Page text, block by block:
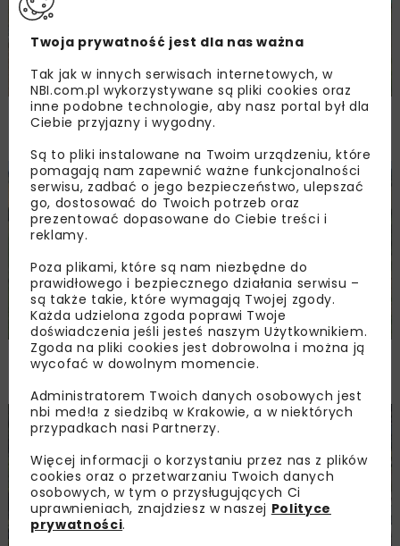
Remont nawierzchni na węzłach A4.
Przetarg obejmuje pięć węzłów
DROGI INWESTYCJE WIADOMOŚCI
Ponownie wybrano ofertę na budowę A2
Biała Podlaska–Kijowiec
KOLEJ INWESTYCJE
Twoja prywatność jest dla nas ważna
Tak jak w innych serwisach internetowych, w
NBI.com.pl wykorzystywane są pliki cookies oraz
inne podobne technologie, aby nasz portal był dla
Ciebie przyjazny i wygodny.
Są to pliki instalowane na Twoim urządzeniu, które
pomagają nam zapewnić ważne funkcjonalności
serwisu, zadbać o jego bezpieczeństwo, ulepszać
go, dostosować do Twoich potrzeb oraz
prezentować dopasowane do Ciebie treści i
reklamy.
Poza plikami, które są nam niezbędne do
prawidłowego i bezpiecznego działania serwisu –
są także takie, które wymagają Twojej zgody.
Każda udzielona zgoda poprawi Twoje
doświadczenia jeśli jesteś naszym Użytkownikiem.
Zgoda na pliki cookies jest dobrowolna i można ją
wycofać w dowolnym momencie.
Administratorem Twoich danych osobowych jest
nbi med!a z siedzibą w Krakowie, a w niektórych
przypadkach nasi Partnerzy.
Więcej informacji o korzystaniu przez nas z plików
cookies oraz o przetwarzaniu Twoich danych
osobowych, w tym o przysługujących Ci
uprawnieniach, znajdziesz w naszej Polityce
prywatności.